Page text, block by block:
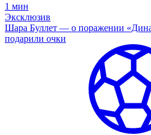
1 мин
Эксклюзив
Шара Буллет — о поражении
подарили очки